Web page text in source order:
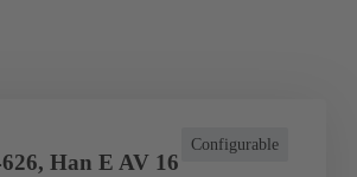
Configurable
Han E AV 16